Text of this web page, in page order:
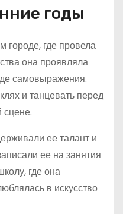
годы
городе, где провела
она проявляла
самовыражения.
и танцевать перед
сцене.
ее талант и
ее на занятия
где она
в искусство